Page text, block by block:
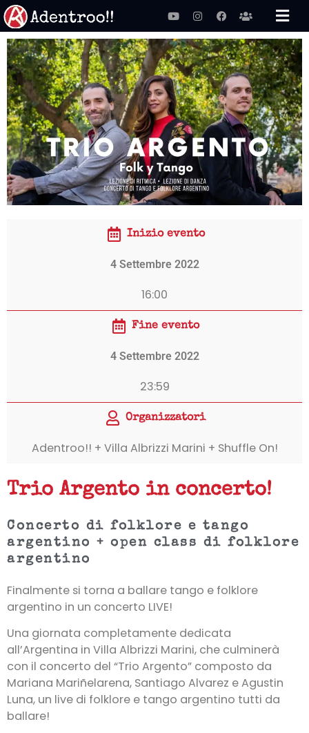
Vai
al
contenuto
YoutubeInstagramFacebook
Users
Inizio evento
4 Settembre 2022
16:00
Fine evento
4 Settembre 2022
23:59
Organizzatori
Adentroo!! + Villa Albrizzi Marini + Shuffle On!
Trio Argento in concerto!
Concerto di folklore e tango
argentino + open class di folklore
argentino
Finalmente si torna a ballare tango e folklore
argentino in un concerto LIVE!
Una giornata completamente dedicata
all’Argentina in Villa Albrizzi Marini, che culminerà
con il concerto del “Trio Argento” composto da
Mariana Mariñelarena, Santiago Alvarez e Agustin
Luna, un live di folklore e tango argentino tutti da
ballare!